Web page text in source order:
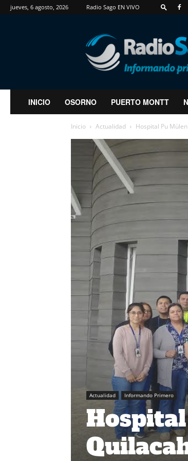
jueves, 6 agosto, 2026 Radio Sago EN VIVO
RadioSago
INICIO OSORNO PUERTO MONTT
Inicio Actualidad Hospital Pu
Actualidad Informando Primero